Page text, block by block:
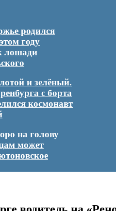
родился
году
лошади
и зелёный.
с борта
космонавт
на голову
может